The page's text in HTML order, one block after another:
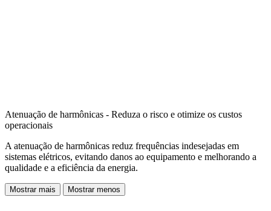
Atenuação de harmônicas - Reduza o risco e otimize os custos
operacionais
A atenuação de harmônicas reduz frequências indesejadas em
sistemas elétricos, evitando danos ao equipamento e melhorando a
qualidade e a eficiência da energia.
Mostrar mais Mostrar menos